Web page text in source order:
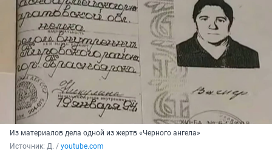
Из материалов дела одной из жертв «Черного ангела»
Источник: Д. / youtube.com